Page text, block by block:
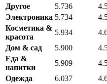
Другое
5.736
Электроника 5.734
Косметика &
красота
5.934
Дом & сад
5.900
Еда &
напитки
5.909
Одежда
6.037